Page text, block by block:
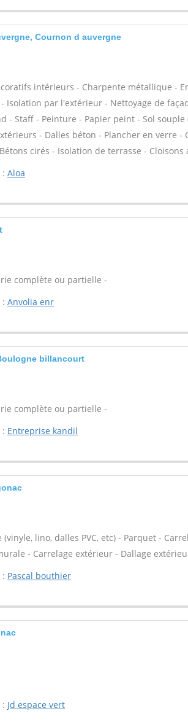
Cournon d auvergne
intérieurs - Charpente métallique -
Isolation par l'extérieur - Nettoyage de
- Staff - Peinture - Papier peint - Sol souple
- Dalles béton - Plancher en verre -
cirés - Isolation de terrasse -
Aloa
complète ou partielle -
Anvolia enr
billancourt
complète ou partielle -
Entreprise kandil
(vinyle, lino, dalles PVC, etc) - Parquet -
- Carrelage extérieur - Dallage
Pascal bouthier
Jd espace vert